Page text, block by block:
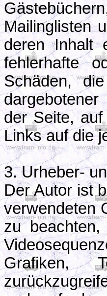
Mailinglisten
deren Inhalt
fehlerhafte
Schäden,
der Seite,
Links auf die
3. Urheber-
Der Autor ist
verwendeten
zu
Grafiken,